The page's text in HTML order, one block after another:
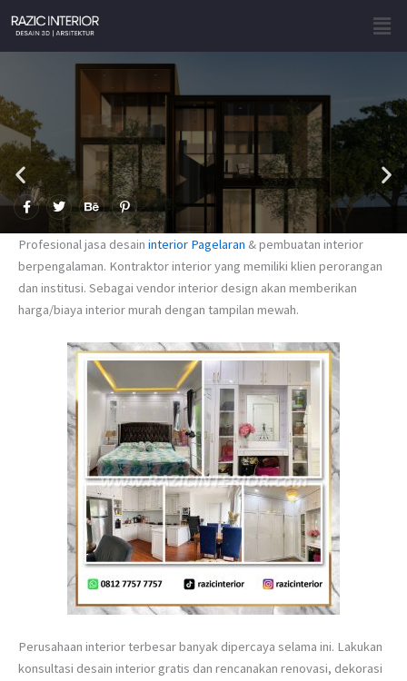
content
F
a
e
b
o
k
f
T
w
t
t
e
r
B
e
h
a
n
c
P
i
n
t
e
r
s
-
Profesional jasa desain interior Pagelaran & pembuatan interior
berpengalaman. Kontraktor interior yang memiliki klien perorangan
dan institusi. Sebagai vendor interior design akan memberikan
harga/biaya interior murah dengan tampilan mewah.
Perusahaan interior terbesar banyak dipercaya selama ini. Lakukan
konsultasi desain interior gratis dan rencanakan renovasi, dekorasi